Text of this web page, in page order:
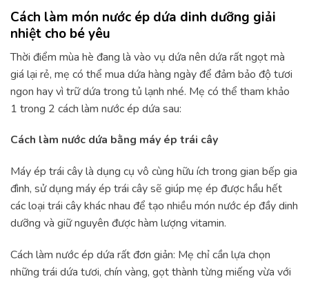
Cách làm món nước ép dứa dinh dưỡng giải
nhiệt cho bé yêu
Thời điểm mùa hè đang là vào vụ dứa nên dứa rất ngọt mà
giá lại rẻ, mẹ có thể mua dứa hàng ngày để đảm bảo độ tươi
ngon hay vì trữ dứa trong tủ lạnh nhé. Mẹ có thể tham khảo
1 trong 2 cách làm nước ép dứa sau:
Cách làm nước dứa bằng máy ép trái cây
Máy ép trái cây là dụng cụ vô cùng hữu ích trong gian bếp gia
đình, sử dụng máy ép trái cây sẽ giúp mẹ ép được hầu hết
các loại trái cây khác nhau để tạo nhiều món nước ép đầy dinh
dưỡng và giữ nguyên được hàm lượng vitamin.
Cách làm nước ép dứa rất đơn giản: Mẹ chỉ cần lựa chọn
những trái dứa tươi, chín vàng, gọt thành từng miếng vừa với